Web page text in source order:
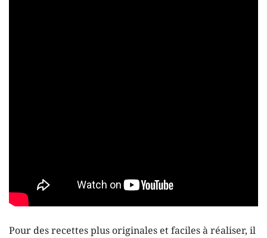
Pour des recettes plus originales et faciles à réaliser, il